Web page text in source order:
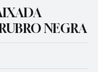
TORCIDAS DO
NEGRA